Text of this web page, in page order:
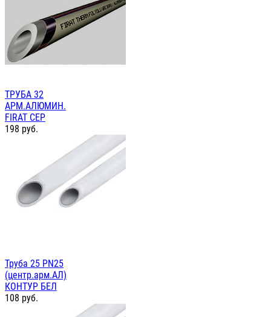
ТРУБА 32
АРМ.АЛЮМИН.
FIRAT СЕР
198 руб.
Труба 25 PN25
(центр.арм.АЛ)
КОНТУР БЕЛ
108 руб.